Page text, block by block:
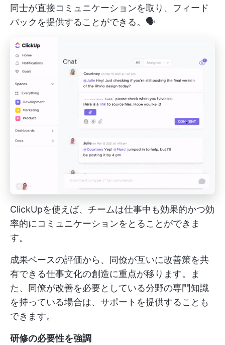
同士が直接コミュニケーションを取り、フィード
バックを提供することができる。🗣️
ClickUpを使えば、チームは仕事中も効果的かつ効
率的にコミュニケーションをとることができま
す。
成果ベースの評価から、同僚が互いに改善策を共
有できる仕事文化の創造に重点が移ります。ま
た、同僚が改善を必要としている分野の専門知識
を持っている場合は、サポートを提供することも
できます。
研修の必要性を強調